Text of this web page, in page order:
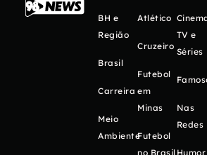
BH e
Região
Brasil
Carreira
Meio
Ambiente
Atlético
Cruzeiro
Futebol
em
Minas
Futebol
no Brasil
TV e
Séries
Nas
Redes
Humor